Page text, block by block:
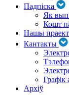
Падпіска
Як
Кошт
Нашы
Кантакты
Графік
Архіў